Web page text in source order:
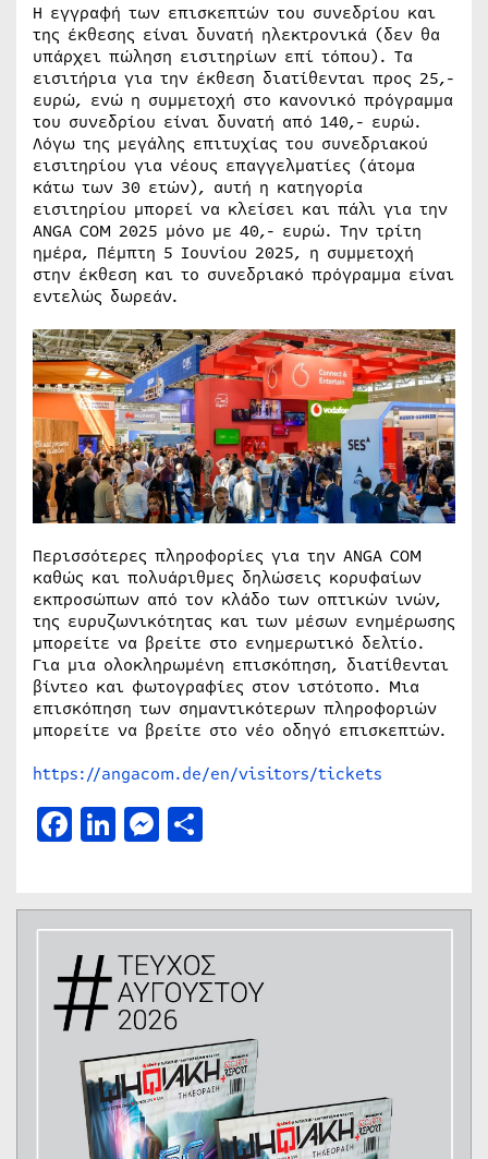
Η εγγραφή των επισκεπτών του συνεδρίου και
της έκθεσης είναι δυνατή ηλεκτρονικά (δεν θα
υπάρχει πώληση εισιτηρίων επί τόπου). Τα
εισιτήρια για την έκθεση διατίθενται προς 25,-
ευρώ, ενώ η συμμετοχή στο κανονικό πρόγραμμα
του συνεδρίου είναι δυνατή από 140,- ευρώ.
Λόγω της μεγάλης επιτυχίας του συνεδριακού
εισιτηρίου για νέους επαγγελματίες (άτομα
κάτω των 30 ετών), αυτή η κατηγορία
εισιτηρίου μπορεί να κλείσει και πάλι για την
ANGA COM 2025 μόνο με 40,- ευρώ. Την τρίτη
ημέρα, Πέμπτη 5 Ιουνίου 2025, η συμμετοχή
στην έκθεση και το συνεδριακό πρόγραμμα είναι
εντελώς δωρεάν.
Περισσότερες πληροφορίες για την ANGA COM
καθώς και πολυάριθμες δηλώσεις κορυφαίων
εκπροσώπων από τον κλάδο των οπτικών ινών,
της ευρυζωνικότητας και των μέσων ενημέρωσης
μπορείτε να βρείτε στο ενημερωτικό δελτίο.
Για μια ολοκληρωμένη επισκόπηση, διατίθενται
βίντεο και φωτογραφίες στον ιστότοπο. Μια
επισκόπηση των σημαντικότερων πληροφοριών
μπορείτε να βρείτε στο νέο οδηγό επισκεπτών.
https://angacom.de/en/visitors/tickets
Facebook
LinkedIn
Messenger